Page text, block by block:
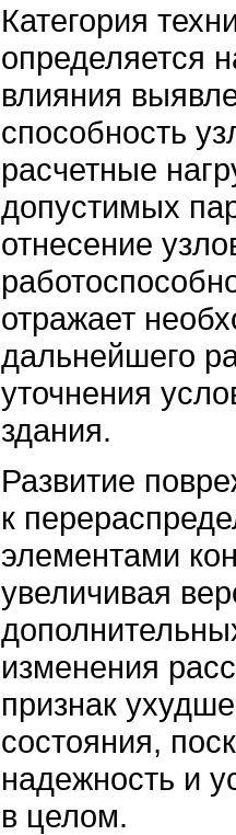
Категория
определяется
влияния
способность
расчетные
допустимых
отнесение
отражает
дальнейшего
уточнения
здания.
Развитие
к
элементами
увеличивая
изменения
признак
состояния,
надежность и
в целом.